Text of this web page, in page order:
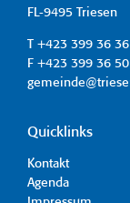
FL-9495 Triesen
T +423 399 36 36
F +423 399 36 50
Quicklinks
Kontakt
Agenda